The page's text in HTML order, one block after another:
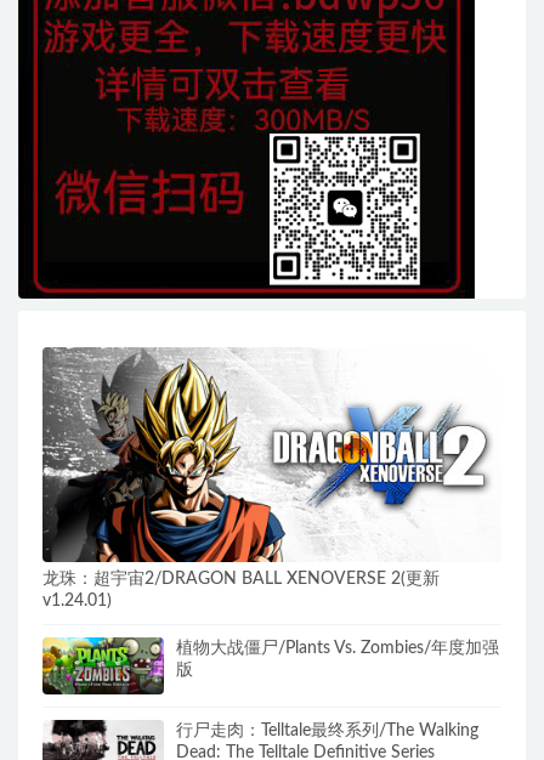
龙珠：超宇宙2/DRAGON BALL XENOVERSE 2(更新
v1.24.01)
植物大战僵尸/Plants Vs. Zombies/年度加强
版
行尸走肉：Telltale最终系列/The Walking
Dead: The Telltale Definitive Series